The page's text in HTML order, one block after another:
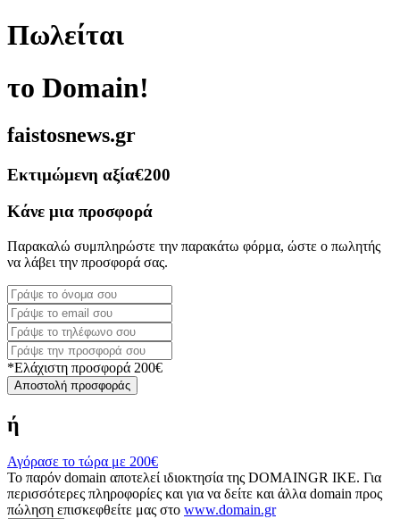
Πωλείται
το Domain!
faistosnews.gr
Εκτιμώμενη αξία€200
Κάνε μια προσφορά
Παρακαλώ συμπληρώστε την παρακάτω φόρμα, ώστε ο πωλητής
να λάβει την προσφορά σας.
*Ελάχιστη προσφορά 200€
Αποστολή προσφοράς
ή
Αγόρασε το τώρα με 200€
Το παρόν domain αποτελεί ιδιοκτησία της DOMAINGR ΙΚΕ. Για
περισσότερες πληροφορίες και για να δείτε και άλλα domain προς
πώληση επισκεφθείτε μας στο www.domain.gr